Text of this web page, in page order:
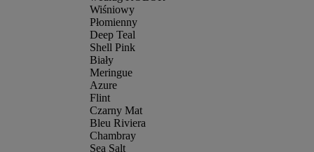
Wiśniowy
Płomienny
Deep Teal
Shell Pink
Biały
Meringue
Azure
Flint
Czarny Mat
Bleu Riviera
Chambray
Sea Salt